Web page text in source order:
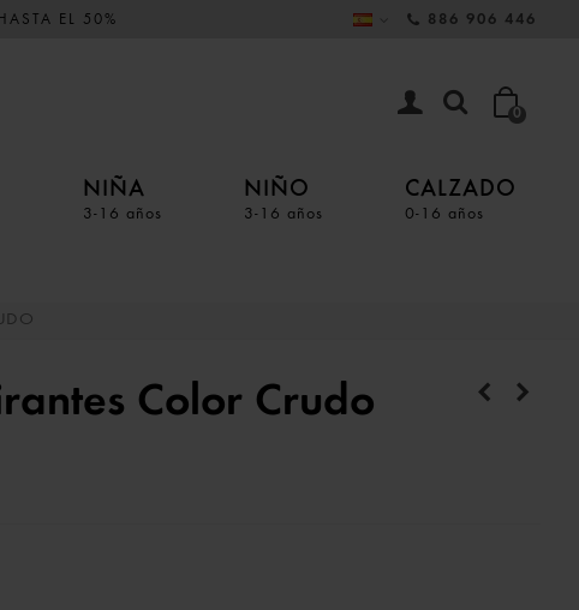
EL 50% 886 906 446
0
NIÑA
3-16 años
NIÑO
3-16 años
CALZADO
0-16 años
Color Crudo